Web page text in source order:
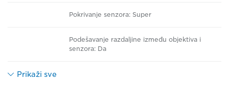
Pokrivanje senzora: Super
Podešavanje razdaljine između objektiva i
senzora: Da
Prikaži sve